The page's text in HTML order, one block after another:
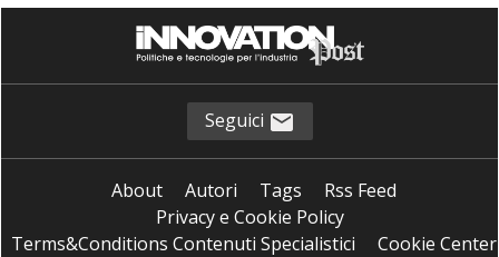
Seguici
About Autori Tags
Rss Feed
Privacy e Cookie Policy
Terms&Conditions Contenuti Specialistici
Cookie Center